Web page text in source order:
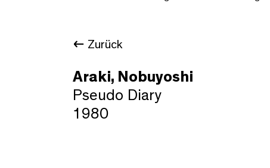
Zurück
Araki, Nobuyoshi
Pseudo Diary
1980